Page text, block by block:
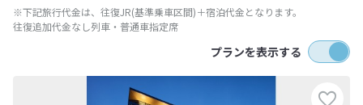
※下記旅行代金は、往復JR(基準乗車区間)＋宿泊代金となります。
往復追加代金なし列車・普通車指定席
プランを表示する